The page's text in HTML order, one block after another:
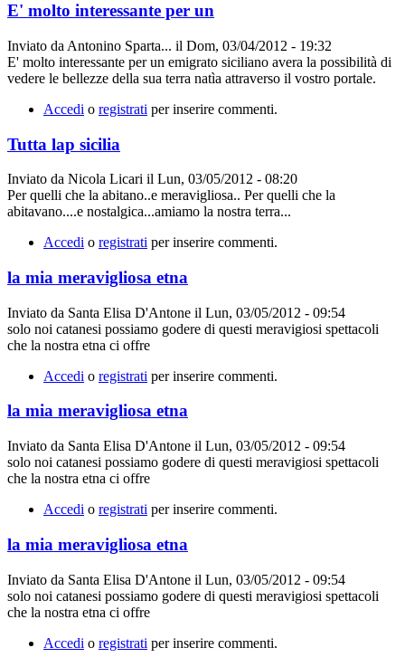
E' molto interessante per un
Inviato da Antonino Sparta... il Dom, 03/04/2012 - 19:32
E' molto interessante per un emigrato siciliano avera la possibilità di
vedere le bellezze della sua terra natìa attraverso il vostro portale.
Accedi o registrati per inserire commenti.
Tutta lap sicilia
Inviato da Nicola Licari il Lun, 03/05/2012 - 08:20
Per quelli che la abitano..e meravigliosa.. Per quelli che la
abitavano....e nostalgica...amiamo la nostra terra...
Accedi o registrati per inserire commenti.
la mia meravigliosa etna
Inviato da Santa Elisa D'Antone il Lun, 03/05/2012 - 09:54
solo noi catanesi possiamo godere di questi meravigiosi spettacoli
che la nostra etna ci offre
Accedi o registrati per inserire commenti.
la mia meravigliosa etna
Inviato da Santa Elisa D'Antone il Lun, 03/05/2012 - 09:54
solo noi catanesi possiamo godere di questi meravigiosi spettacoli
che la nostra etna ci offre
Accedi o registrati per inserire commenti.
la mia meravigliosa etna
Inviato da Santa Elisa D'Antone il Lun, 03/05/2012 - 09:54
solo noi catanesi possiamo godere di questi meravigiosi spettacoli
che la nostra etna ci offre
Accedi o registrati per inserire commenti.